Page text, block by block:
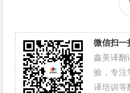
微信扫一
鑫美译翻
验，专注
译培训等